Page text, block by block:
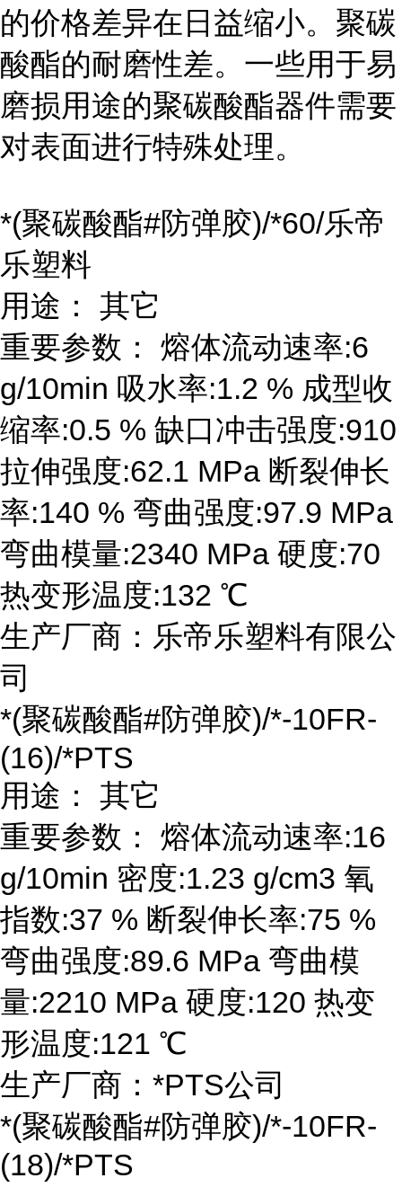
的价格差异在日益缩小。聚碳
酸酯的耐磨性差。一些用于易
磨损用途的聚碳酸酯器件需要
对表面进行特殊处理。
*(聚碳酸酯#防弹胶)/*60/乐帝
乐塑料
用途： 其它
重要参数： 熔体流动速率:6
g/10min 吸水率:1.2 % 成型收
缩率:0.5 % 缺口冲击强度:910
拉伸强度:62.1 MPa 断裂伸长
率:140 % 弯曲强度:97.9 MPa
弯曲模量:2340 MPa 硬度:70
热变形温度:132 ℃
生产厂商：乐帝乐塑料有限公
司
*(聚碳酸酯#防弹胶)/*-10FR-
(16)/*PTS
用途： 其它
重要参数： 熔体流动速率:16
g/10min 密度:1.23 g/cm3 氧
指数:37 % 断裂伸长率:75 %
弯曲强度:89.6 MPa 弯曲模
量:2210 MPa 硬度:120 热变
形温度:121 ℃
生产厂商：*PTS公司
*(聚碳酸酯#防弹胶)/*-10FR-
(18)/*PTS